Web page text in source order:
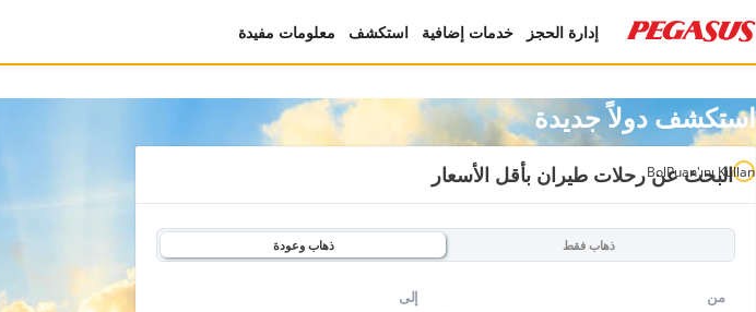
إدارة الحجز خدمات إضافية استكشف معلومات مفيدة
استكشف دولاً جديدة
البحث عن رحلات طيران بأقل الأسعار
BolPuan'ını Kullan
ذهاب فقط ذهاب وعودة
من إلى